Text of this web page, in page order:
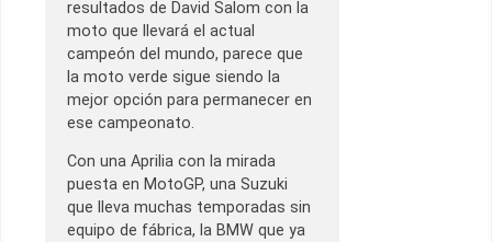
resultados de David Salom con la
moto que llevará el actual
campeón del mundo, parece que
la moto verde sigue siendo la
mejor opción para permanecer en
ese campeonato.
Con una Aprilia con la mirada
puesta en MotoGP, una Suzuki
que lleva muchas temporadas sin
equipo de fábrica, la BMW que ya